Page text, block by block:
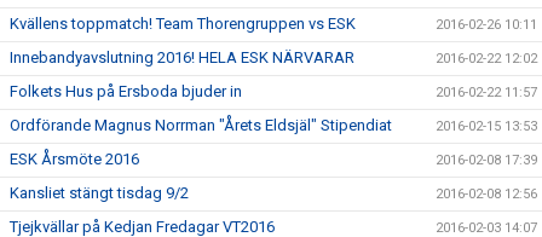
Kvällens toppmatch! Team Thorengruppen vs ESK 2016-02-26 10:11
Innebandyavslutning 2016! HELA ESK NÄRVARAR 2016-02-22 12:02
Folkets Hus på Ersboda bjuder in 2016-02-22 11:57
Ordförande Magnus Norrman "Årets Eldsjäl" Stipendiat 2016-02-15 13:53
ESK Årsmöte 2016 2016-02-08 17:39
Kansliet stängt tisdag 9/2 2016-02-08 12:56
Tjejkvällar på Kedjan Fredagar VT2016 2016-02-03 14:07